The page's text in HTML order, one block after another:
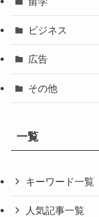
ビジネス
広告
その他
一覧
キーワード一覧
人気記事一覧